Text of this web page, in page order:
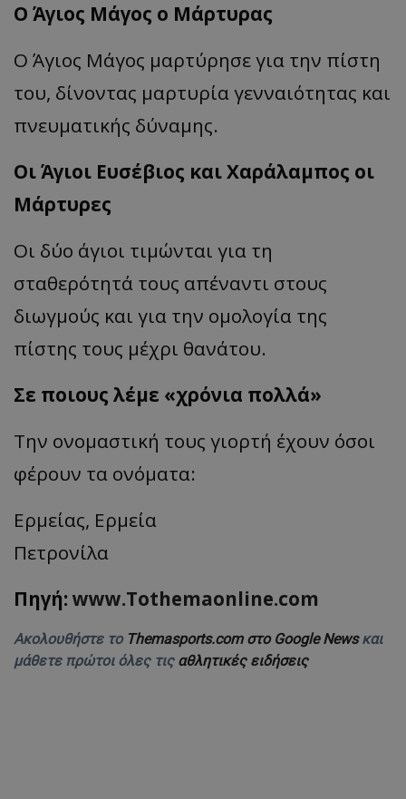
Ο Άγιος Μάγος ο Μάρτυρας
Ο Άγιος Μάγος μαρτύρησε για την πίστη
του, δίνοντας μαρτυρία γενναιότητας και
πνευματικής δύναμης.
Οι Άγιοι Ευσέβιος και Χαράλαμπος οι
Μάρτυρες
Οι δύο άγιοι τιμώνται για τη
σταθερότητά τους απέναντι στους
διωγμούς και για την ομολογία της
πίστης τους μέχρι θανάτου.
Σε ποιους λέμε «χρόνια πολλά»
Την ονομαστική τους γιορτή έχουν όσοι
φέρουν τα ονόματα:
Ερμείας, Ερμεία
Πετρονίλα
Πηγή: www.Tothemaonline.com
Ακολουθήστε το Themasports.com στο Google Newsκαι
μάθετε πρώτοι όλες τις αθλητικές ειδήσεις